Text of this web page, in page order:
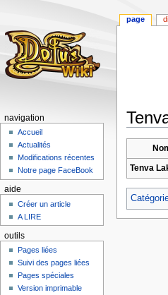
à
la
à
la
Tenva
page
navigation
Accueil
Actualités
Modifications récentes
Notre page FaceBook
aide
Créer un article
A LIRE
outils
Pages liées
Suivi des pages liées
Pages spéciales
Version imprimable